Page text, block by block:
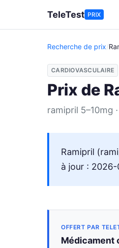
TeleTest PRIX
Recherche de prix/
CARDIOVASCULAIRE
Prix de
ramipril 5–10mg
Ramipril
à jour :
OFFERT PAR
Médicament